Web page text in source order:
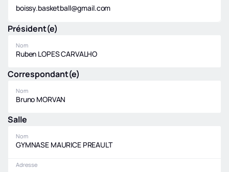
boissy.basketball@gmail.com
Président(e)
Nom
Ruben LOPES CARVALHO
Correspondant(e)
Nom
Bruno MORVAN
Salle
Nom
GYMNASE MAURICE PREAULT
Adresse